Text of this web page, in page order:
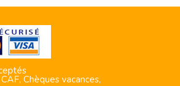
Chèques vacances,